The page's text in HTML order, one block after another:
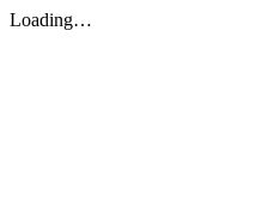
Loading…